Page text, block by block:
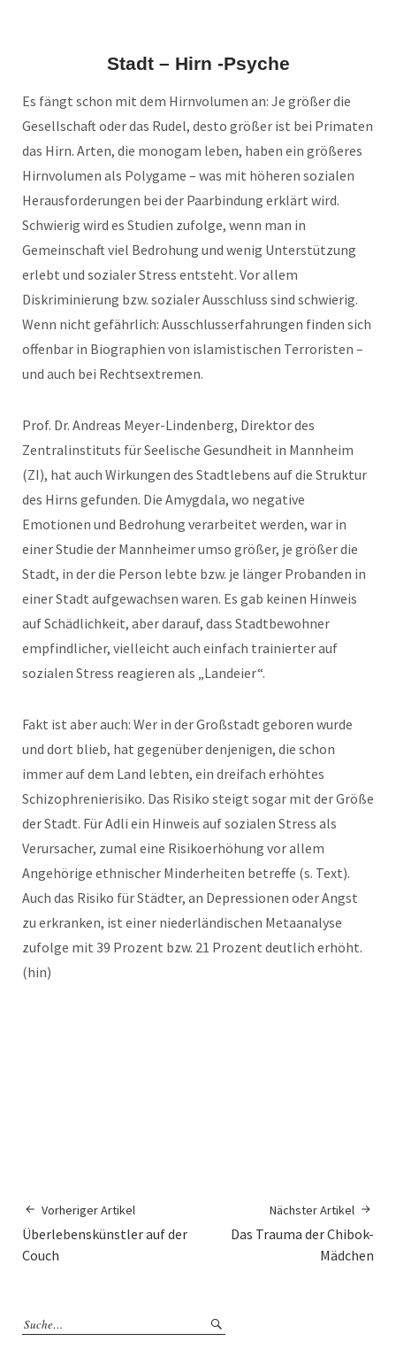
Stadt – Hirn -Psyche
Es fängt schon mit dem Hirnvolumen an: Je größer die
Gesellschaft oder das Rudel, desto größer ist bei Primaten
das Hirn. Arten, die monogam leben, haben ein größeres
Hirnvolumen als Polygame – was mit höheren sozialen
Herausforderungen bei der Paarbindung erklärt wird.
Schwierig wird es Studien zufolge, wenn man in
Gemeinschaft viel Bedrohung und wenig Unterstützung
erlebt und sozialer Stress entsteht. Vor allem
Diskriminierung bzw. sozialer Ausschluss sind schwierig.
Wenn nicht gefährlich: Ausschlusserfahrungen finden sich
offenbar in Biographien von islamistischen Terroristen –
und auch bei Rechtsextremen.
Prof. Dr. Andreas Meyer-Lindenberg, Direktor des
Zentralinstituts für Seelische Gesundheit in Mannheim
(ZI), hat auch Wirkungen des Stadtlebens auf die Struktur
des Hirns gefunden. Die Amygdala, wo negative
Emotionen und Bedrohung verarbeitet werden, war in
einer Studie der Mannheimer umso größer, je größer die
Stadt, in der die Person lebte bzw. je länger Probanden in
einer Stadt aufgewachsen waren. Es gab keinen Hinweis
auf Schädlichkeit, aber darauf, dass Stadtbewohner
empfindlicher, vielleicht auch einfach trainierter auf
sozialen Stress reagieren als „Landeier“.
Fakt ist aber auch: Wer in der Großstadt geboren wurde
und dort blieb, hat gegenüber denjenigen, die schon
immer auf dem Land lebten, ein dreifach erhöhtes
Schizophrenierisiko. Das Risiko steigt sogar mit der Größe
der Stadt. Für Adli ein Hinweis auf sozialen Stress als
Verursacher, zumal eine Risikoerhöhung vor allem
Angehörige ethnischer Minderheiten betreffe (s. Text).
Auch das Risiko für Städter, an Depressionen oder Angst
zu erkranken, ist einer niederländischen Metaanalyse
zufolge mit 39 Prozent bzw. 21 Prozent deutlich erhöht.
(hin)
Vorheriger Artikel
Überlebenskünstler auf der
Couch
Nächster Artikel
Das Trauma der Chibok-
Mädchen